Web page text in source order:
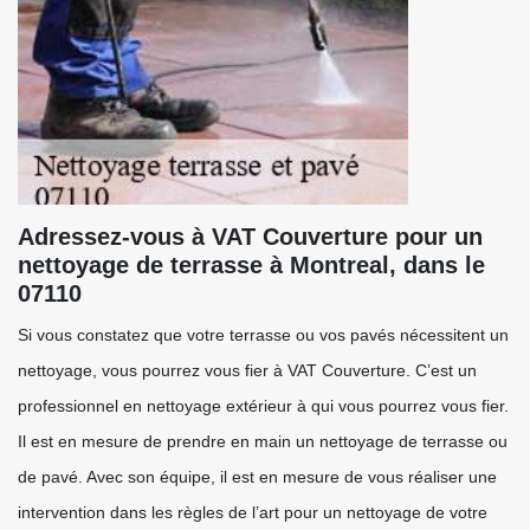
Adressez-vous à VAT Couverture pour un
nettoyage de terrasse à Montreal, dans le
07110
Si vous constatez que votre terrasse ou vos pavés nécessitent un
nettoyage, vous pourrez vous fier à VAT Couverture. C’est un
professionnel en nettoyage extérieur à qui vous pourrez vous fier.
Il est en mesure de prendre en main un nettoyage de terrasse ou
de pavé. Avec son équipe, il est en mesure de vous réaliser une
intervention dans les règles de l’art pour un nettoyage de votre